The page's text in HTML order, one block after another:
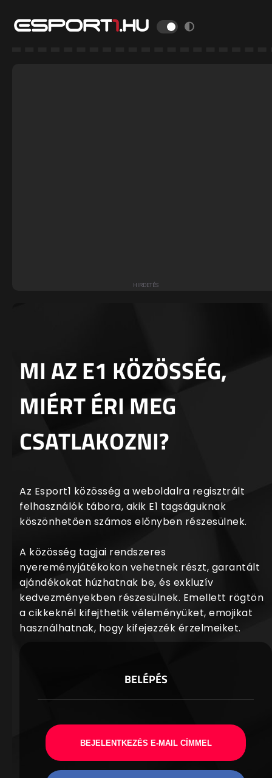
MI AZ E1 KÖZÖSSÉG,
MIÉRT ÉRI MEG
CSATLAKOZNI?
Az Esport1 közösség a weboldalra regisztrált
felhasználók tábora, akik E1 tagságuknak
köszönhetően számos előnyben részesülnek.
A közösség tagjai rendszeres
nyereményjátékokon vehetnek részt, garantált
ajándékokat húzhatnak be, és exkluzív
kedvezményekben részesülnek. Emellett rögtön
a cikkeknél kifejthetik véleményüket, emojikat
használhatnak, hogy kifejezzék érzelmeiket.
BELÉPÉS
BEJELENTKEZÉS E-MAIL CÍMMEL